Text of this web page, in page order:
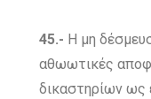
45.- Η μη
αθωωτικές
δικαστηρίων